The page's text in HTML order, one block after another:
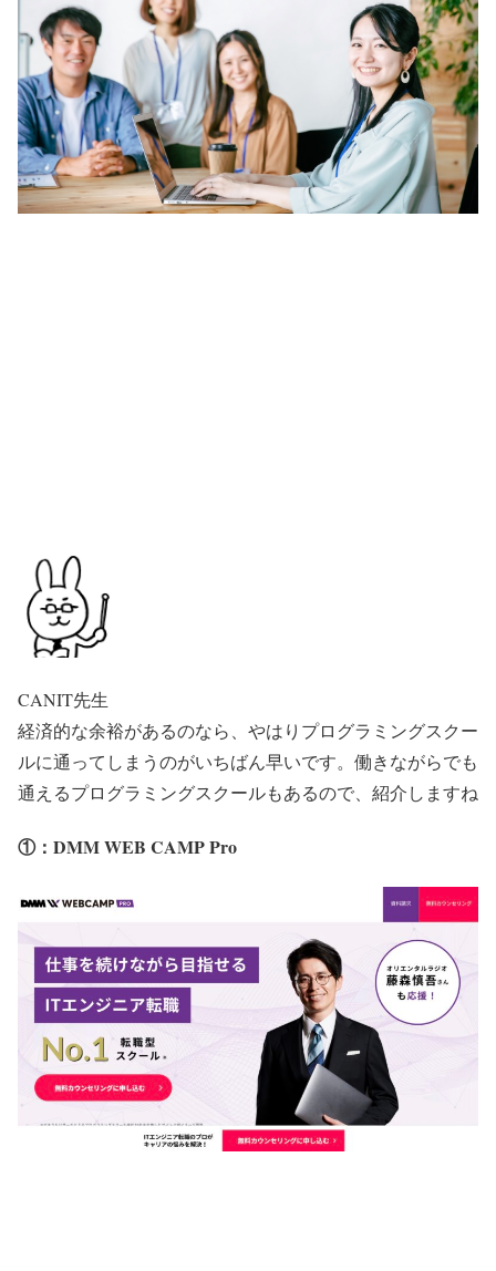
CANIT先生
経済的な余裕があるのなら、やはりプログラミングスクー
ルに通ってしまうのがいちばん早いです。働きながらでも
通えるプログラミングスクールもあるので、紹介しますね
①：DMM WEB CAMP Pro